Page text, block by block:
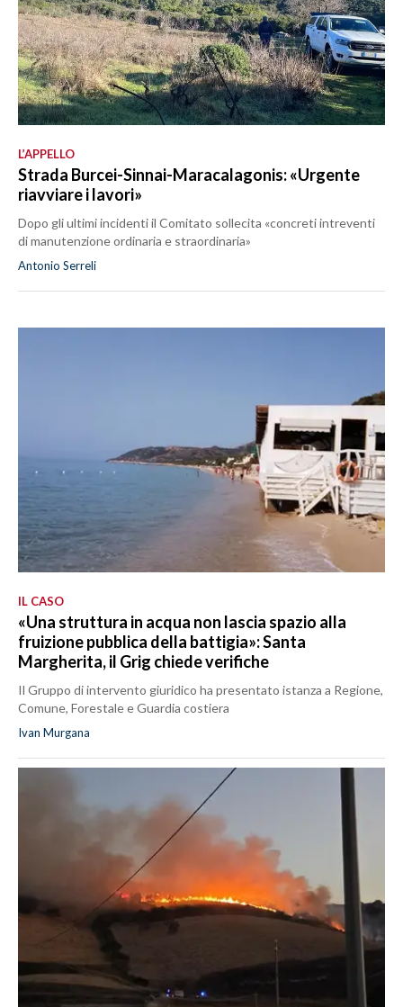
L’APPELLO
Strada Burcei-Sinnai-Maracalagonis: «Urgente
riavviare i lavori»
Dopo gli ultimi incidenti il Comitato sollecita «concreti intreventi
di manutenzione ordinaria e straordinaria»
Antonio Serreli
IL CASO
«Una struttura in acqua non lascia spazio alla
fruizione pubblica della battigia»: Santa
Margherita, il Grig chiede verifiche
Il Gruppo di intervento giuridico ha presentato istanza a Regione,
Comune, Forestale e Guardia costiera
Ivan Murgana